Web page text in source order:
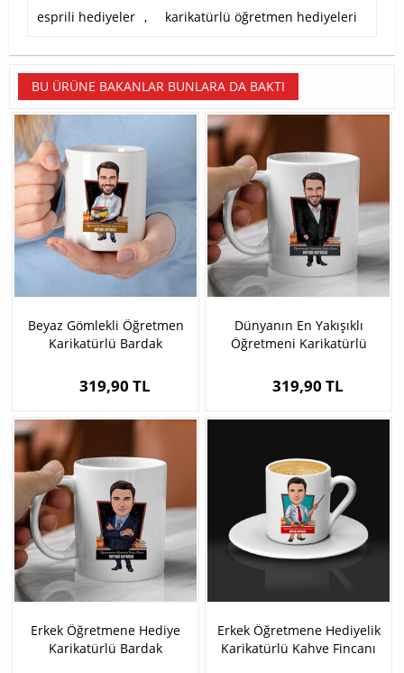
esprili hediyeler , karikatürlü öğretmen hediyeleri
BU ÜRÜNE BAKANLAR BUNLARA DA BAKTI
Beyaz Gömlekli Öğretmen
Karikatürlü Bardak
319,90 TL
Dünyanın En Yakışıklı
Öğretmeni Karikatürlü
319,90 TL
Erkek Öğretmene Hediye
Karikatürlü Bardak
Erkek Öğretmene Hediyelik
Karikatürlü Kahve Fincanı